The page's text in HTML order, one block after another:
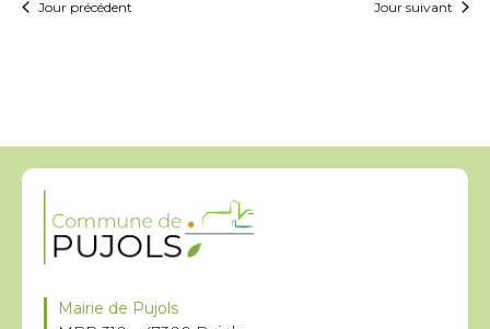
Jour précédent Jour suivant
Mairie de Pujols